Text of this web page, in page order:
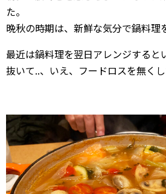
た。
晩秋の時期は、新鮮な気分で鍋料理
最近は鍋料理を翌日アレンジすると
抜いて..、いえ、フードロスを無くし